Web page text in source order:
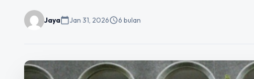
Jayacalendar_todayJan 31, 2026schedule6 bulan